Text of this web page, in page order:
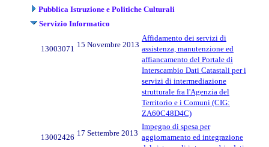
Pubblica Istruzione e Politiche Culturali
Servizio Informatico
13003071 15 Novembre 2013
Affidamento dei servizi di
assistenza, manutenzione ed
affiancamento del Portale di
Interscambio Dati Catastali per i
servizi di intermediazione
strutturale fra l'Agenzia del
Territorio e i Comuni (CIG:
ZA60C48D4C)
13002426 17 Settembre 2013
Impegno di spesa per
aggiornamento ed integrazione